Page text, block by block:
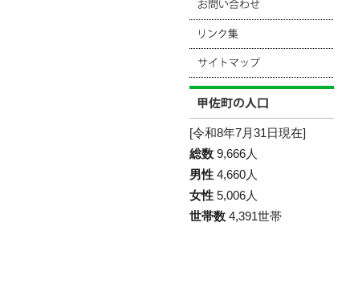
[令和8年7月31日現在]
総数 9,666人
男性 4,660人
女性 5,006人
世帯数 4,391世帯